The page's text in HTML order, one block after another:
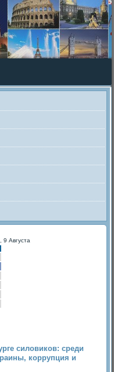
9 Августа
силовиков: среди
коррупция и